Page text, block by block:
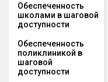
Обеспеченность
школами в шаговой
доступности
Обеспеченность
поликлиникой в
шаговой
доступности